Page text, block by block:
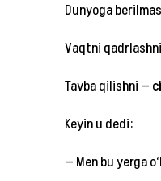
Dunyoga
Vaqtni
Tavba qilishni —
Keyin u dedi:
— Men bu yerga